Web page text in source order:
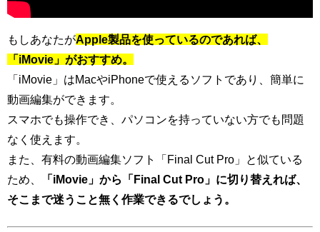
もしあなたがApple製品を使っているのであれば、
「iMovie」がおすすめ。
「iMovie」はMacやiPhoneで使えるソフトであり、簡単に
動画編集ができます。
スマホでも操作でき、パソコンを持っていない方でも問題
なく使えます。
また、有料の動画編集ソフト「Final Cut Pro」と似ている
ため、
「iMovie」から「Final Cut Pro」に切り替えれば、
そこまで迷うこと無く作業できるでしょう。